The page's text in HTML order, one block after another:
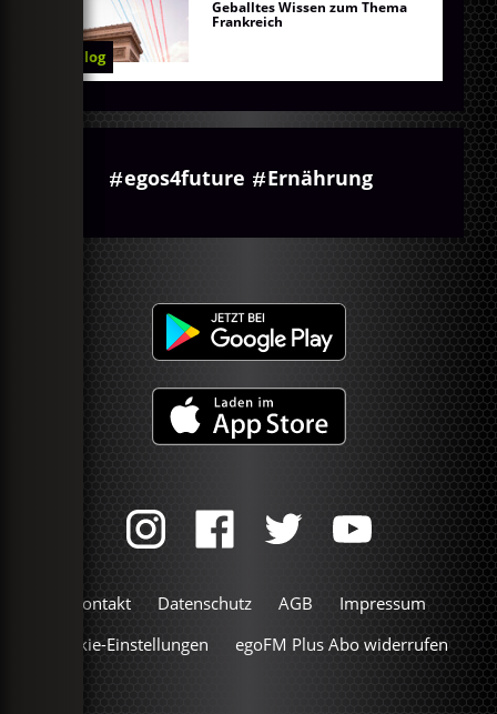
Blog
Geballtes Wissen zum Thema
Frankreich
egos4future Ernährung
Kontakt Datenschutz AGB
Impressum
Cookie-Einstellungen
egoFM Plus Abo widerrufen